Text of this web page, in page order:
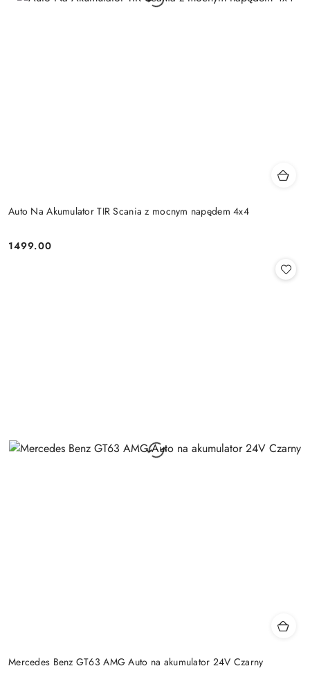
Auto Na Akumulator TIR Scania z mocnym napędem 4x4
Cena:
1499.00
Mercedes Benz GT63 AMG Auto na akumulator 24V Czarny